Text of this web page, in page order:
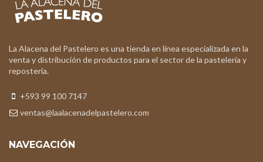
La Alacena del Pastelero es una tienda en línea especializada en la
venta y distribución de productos para el sector de la pastelería y
repostería.
+593 99 100 7147
ventas@laalacenadelpastelero.com
NAVEGACIÓN